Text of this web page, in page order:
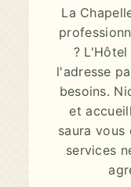
La
?
l'adresse
besoins.
et
saura
services